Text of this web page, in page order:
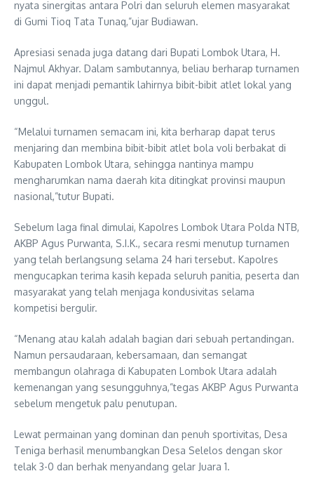
nyata sinergitas antara Polri dan seluruh elemen masyarakat
di Gumi Tioq Tata Tunaq,”ujar Budiawan.
Apresiasi senada juga datang dari Bupati Lombok Utara, H.
Najmul Akhyar. Dalam sambutannya, beliau berharap turnamen
ini dapat menjadi pemantik lahirnya bibit-bibit atlet lokal yang
unggul.
“Melalui turnamen semacam ini, kita berharap dapat terus
menjaring dan membina bibit-bibit atlet bola voli berbakat di
Kabupaten Lombok Utara, sehingga nantinya mampu
mengharumkan nama daerah kita ditingkat provinsi maupun
nasional,”tutur Bupati.
Sebelum laga final dimulai, Kapolres Lombok Utara Polda NTB,
AKBP Agus Purwanta, S.I.K., secara resmi menutup turnamen
yang telah berlangsung selama 24 hari tersebut. Kapolres
mengucapkan terima kasih kepada seluruh panitia, peserta dan
masyarakat yang telah menjaga kondusivitas selama
kompetisi bergulir.
“Menang atau kalah adalah bagian dari sebuah pertandingan.
Namun persaudaraan, kebersamaan, dan semangat
membangun olahraga di Kabupaten Lombok Utara adalah
kemenangan yang sesungguhnya,”tegas AKBP Agus Purwanta
sebelum mengetuk palu penutupan.
Lewat permainan yang dominan dan penuh sportivitas, Desa
Teniga berhasil menumbangkan Desa Selelos dengan skor
telak 3-0 dan berhak menyandang gelar Juara 1.